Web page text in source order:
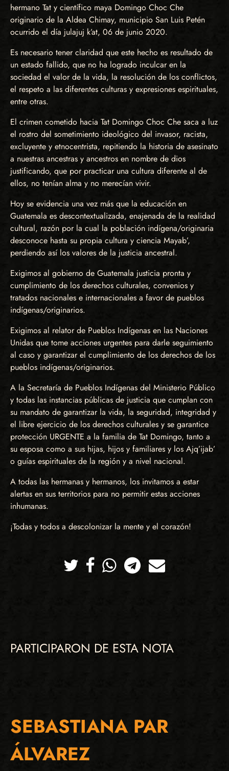
hermano Tat y científico maya Domingo Choc Che
originario de la Aldea Chimay, municipio San Luis Petén
ocurrido el día julajuj k’at, 06 de junio 2020.
Es necesario tener claridad que este hecho es resultado de
un estado fallido, que no ha logrado inculcar en la
sociedad el valor de la vida, la resolución de los conflictos,
el respeto a las diferentes culturas y expresiones espirituales,
entre otras.
El crimen cometido hacia Tat Domingo Choc Che saca a luz
el rostro del sometimiento ideológico del invasor, racista,
excluyente y etnocentrista, repitiendo la historia de asesinato
a nuestras ancestras y ancestros en nombre de dios
justificando, que por practicar una cultura diferente al de
ellos, no tenían alma y no merecían vivir.
Hoy se evidencia una vez más que la educación en
Guatemala es descontextualizada, enajenada de la realidad
cultural, razón por la cual la población indígena/originaria
desconoce hasta su propia cultura y ciencia Mayab’,
perdiendo así los valores de la justicia ancestral.
Exigimos al gobierno de Guatemala justicia pronta y
cumplimiento de los derechos culturales, convenios y
tratados nacionales e internacionales a favor de pueblos
indígenas/originarios.
Exigimos al relator de Pueblos Indígenas en las Naciones
Unidas que tome acciones urgentes para darle seguimiento
al caso y garantizar el cumplimiento de los derechos de los
pueblos indígenas/originarios.
A la Secretaría de Pueblos Indígenas del Ministerio Público
y todas las instancias públicas de justicia que cumplan con
su mandato de garantizar la vida, la seguridad, integridad y
el libre ejercicio de los derechos culturales y se garantice
protección URGENTE a la familia de Tat Domingo, tanto a
su esposa como a sus hijas, hijos y familiares y los Ajq’ijab’
o guías espirituales de la región y a nivel nacional.
A todas las hermanas y hermanos, los invitamos a estar
alertas en sus territorios para no permitir estas acciones
inhumanas.
¡Todas y todos a descolonizar la mente y el corazón!
TwitterFacebookWhatsappTelegramCorreo
PARTICIPARON DE ESTA NOTA
SEBASTIANA PAR
ÁLVAREZ